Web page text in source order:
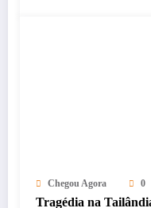
Chegou Agora 0
Tragédia na